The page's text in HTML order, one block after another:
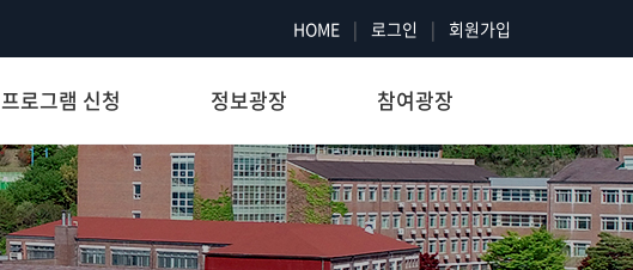
HOME | 로그인 | 회원가입
프로그램 신청 정보광장 참여광장